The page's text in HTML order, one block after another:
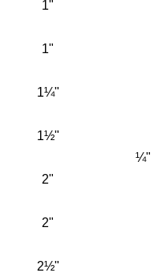
¼"
1"
1"
1¼"
1½"
2"
2"
2½"